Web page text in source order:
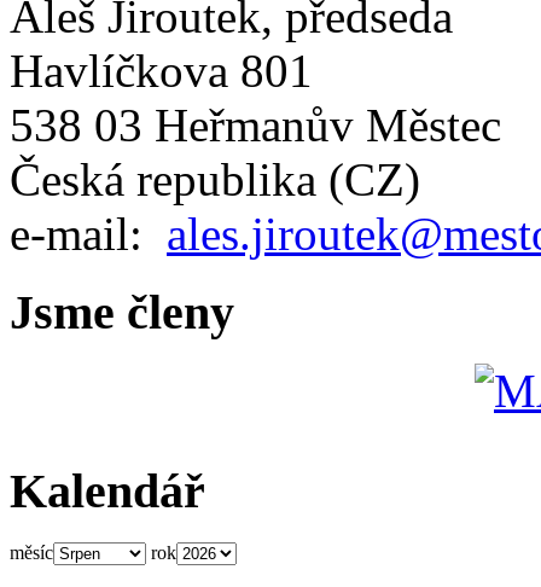
Aleš Jiroutek, předseda
Havlíčkova 801
538 03 Heřmanův Městec
Česká republika (CZ)
e-mail:
Jsme členy
Kalendář
měsíc rok